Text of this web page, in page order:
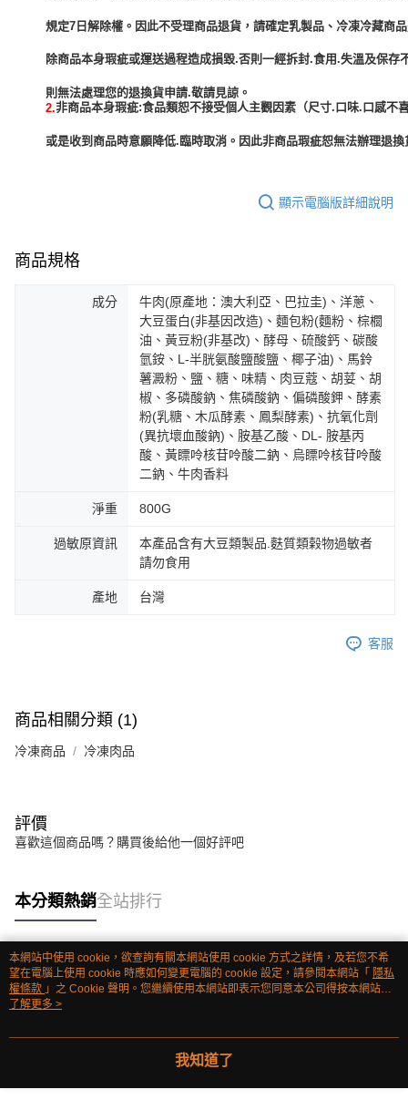
規定7日解除權。因此不受理商品退貨，請確定乳製品、冷凍冷藏商
除商品本身瑕疵或運送過程造成損毀.否則一經拆封.食用.失溫及保存
2.非商品本身瑕疵:食品類恕不接受個人主觀因素（尺寸.口味.口感不
或是收到商品時意願降低.臨時取消。因此非商品瑕疵恕無法辦理退
顯示電腦版詳細說明
商品規格
成分
牛肉(原產地：澳大利亞、巴拉圭)、洋蔥、
大豆蛋白(非基因改造)、麵包粉(麵粉、棕櫚
油、黃豆粉(非基改)、酵母、硫酸鈣、碳酸
氫銨、L-半胱氨酸鹽酸鹽、椰子油)、馬鈴
薯澱粉、鹽、糖、味精、肉豆蔻、胡荽、胡
椒、多磷酸鈉、焦磷酸鈉、偏磷酸鉀、酵素
粉(乳糖、木瓜酵素、鳳梨酵素)、抗氧化劑
(異抗壞血酸鈉)、胺基乙酸、DL- 胺基丙
酸、黃瞟呤核苷呤酸二鈉、烏瞟呤核苷呤酸
二鈉、牛肉香料
淨重 800G
過敏原資訊
本產品含有大豆類製品.麩質類榖物過敏者
請勿食用
產地 台灣
客服
商品相關分類 (1)
冷凍商品 冷凍肉品
評價
喜歡這個商品嗎？購買後給他一個好評吧
本分類熱銷全站排行
熱門標籤
本網站中使用 cookie，欲查詢有關本網站使用 cookie 方式之詳情，及若您不希
望在電腦上使用 cookie 時應如何變更電腦的 cookie 設定，請參閱本網站「 隱私
權條款 」之 Cookie 聲明。您繼續使用本網站即表示您同意本公司得按本網站使
用條款之 Cookie 聲明使用 cookie。
了解更多 >
我知道了